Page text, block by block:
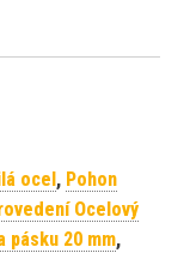
ocel , Pohon
Ocelový
pásku 20 mm,